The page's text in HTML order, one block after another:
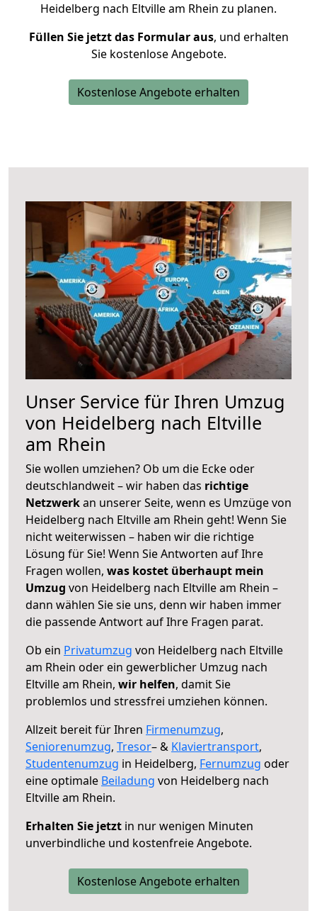
Heidelberg nach Eltville am Rhein zu planen.
Füllen Sie jetzt das Formular aus, und erhalten
Sie kostenlose Angebote.
Kostenlose Angebote erhalten
Unser Service für Ihren Umzug
von Heidelberg nach Eltville
am Rhein
Sie wollen umziehen? Ob um die Ecke oder
deutschlandweit – wir haben das richtige
Netzwerkan unserer Seite, wenn es Umzüge von
Heidelberg nach Eltville am Rhein geht! Wenn Sie
nicht weiterwissen – haben wir die richtige
Lösung für Sie! Wenn Sie Antworten auf Ihre
Fragen wollen, was kostet überhaupt mein
Umzug von Heidelberg nach Eltville am Rhein –
dann wählen Sie sie uns, denn wir haben immer
die passende Antwort auf Ihre Fragen parat.
Ob ein Privatumzug von Heidelberg nach Eltville
am Rhein oder ein gewerblicher Umzug nach
Eltville am Rhein, wir helfen, damit Sie
problemlos und stressfrei umziehen können.
Allzeit bereit für Ihren Firmenumzug,
Seniorenumzug, Tresor– & Klaviertransport,
Studentenumzug in Heidelberg, Fernumzug oder
eine optimale Beiladung von Heidelberg nach
Eltville am Rhein.
Erhalten Sie jetzt in nur wenigen Minuten
unverbindliche und kostenfreie Angebote.
Kostenlose Angebote erhalten